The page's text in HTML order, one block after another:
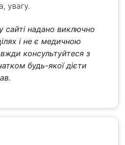
увагу.
сайті надано виключно
і не є медичною
консультуйтеся з
будь-якої дієти